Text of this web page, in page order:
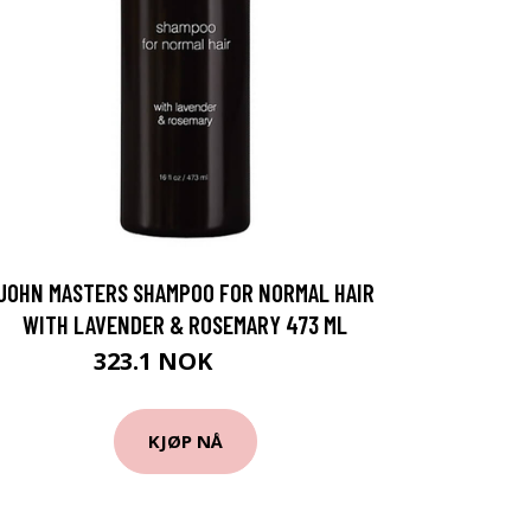
MASTERS SHAMPOO FOR NORMAL HAIR
WITH LAVENDER & ROSEMARY 473 ML
323.1 NOK
KJØP NÅ